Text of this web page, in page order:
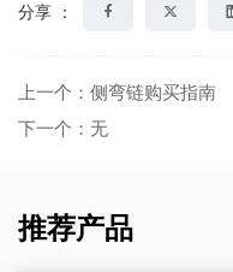
分享 ：
上一个：侧弯链购买指南
下一个：无
推荐产品